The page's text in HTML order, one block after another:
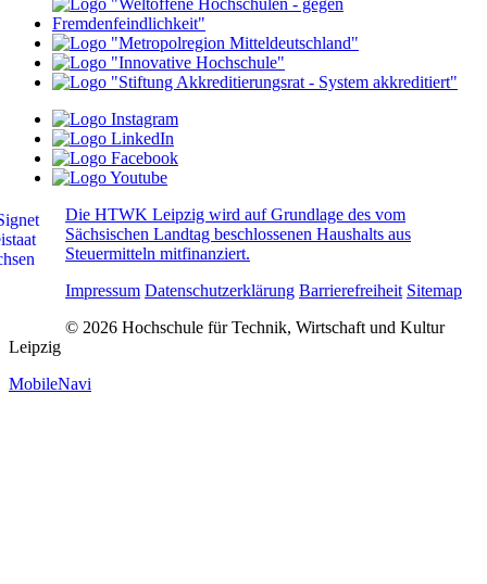
Die HTWK Leipzig wird auf Grundlage des vom
Sächsischen Landtag beschlossenen Haushalts aus
Steuermitteln mitfinanziert.
Impressum Datenschutzerklärung Barrierefreiheit Sitemap
© 2026 Hochschule für Technik, Wirtschaft und Kultur
Leipzig
MobileNavi